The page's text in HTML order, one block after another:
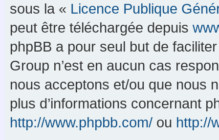
sous la « Licence Publique
peut être téléchargée depuis
phpBB a pour seul but de
Group n’est en aucun cas
nous acceptons et/ou que nous
plus d’informations concernant
http://www.phpbb.com/ ou http://